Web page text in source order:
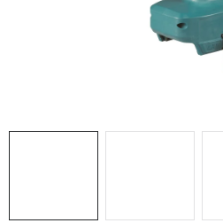
Obchodní podmínky